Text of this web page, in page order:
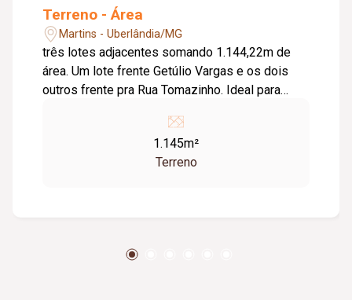
Terreno - Área
Martins - Uberlândia/MG
três lotes adjacentes somando 1.144,22m de
área. Um lote frente Getúlio Vargas e os dois
outros frente pra Rua Tomazinho. Ideal para
1.145m²
Terreno